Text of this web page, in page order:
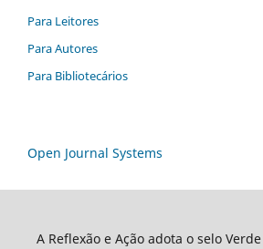
Para Leitores
Para Autores
Para Bibliotecários
Open Journal Systems
A Reflexão e Ação adota o selo